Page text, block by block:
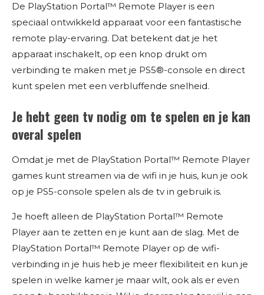
De PlayStation Portal™ Remote Player is een
speciaal ontwikkeld apparaat voor een fantastische
remote play-ervaring. Dat betekent dat je het
apparaat inschakelt, op een knop drukt om
verbinding te maken met je PS5®-console en direct
kunt spelen met een verbluffende snelheid.
Je hebt geen tv nodig om te spelen en je kan
overal spelen
Omdat je met de PlayStation Portal™ Remote Player
games kunt streamen via de wifi in je huis, kun je ook
op je PS5-console spelen als de tv in gebruik is.
Je hoeft alleen de PlayStation Portal™ Remote
Player aan te zetten en je kunt aan de slag. Met de
PlayStation Portal™ Remote Player op de wifi-
verbinding in je huis heb je meer flexibiliteit en kun je
spelen in welke kamer je maar wilt, ook als er even